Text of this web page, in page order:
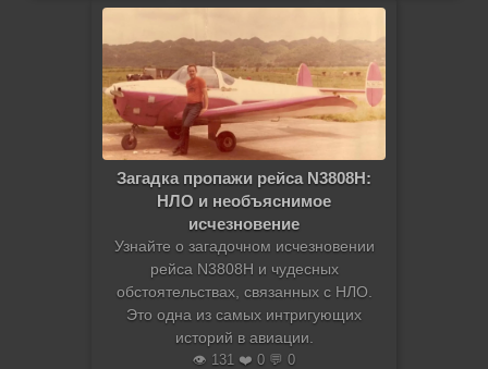
Загадка пропажи рейса N3808H:
НЛО и необъяснимое
исчезновение
Узнайте о загадочном исчезновении
рейса N3808H и чудесных
обстоятельствах, связанных с НЛО.
Это одна из самых интригующих
историй в авиации.
👁️ 131 ❤️ 0 💬 0